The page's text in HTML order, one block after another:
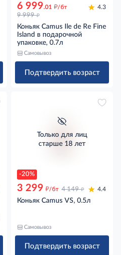
6 999.01 д/бт
9 999 д
4.3
Коньяк Camus Ile de Re Fine
Island в подарочной
упаковке, 0.7л
Самовывоз
Подтвердить возраст
-20%
Только для лиц
старше 18 лет
3 299 д/бт 4 149 д 4.4
Коньяк Camus VS, 0.5л
Самовывоз
Подтвердить возраст